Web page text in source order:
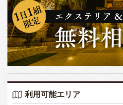
利用可能エリア